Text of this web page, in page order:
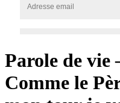
Parole de vie
Comme le